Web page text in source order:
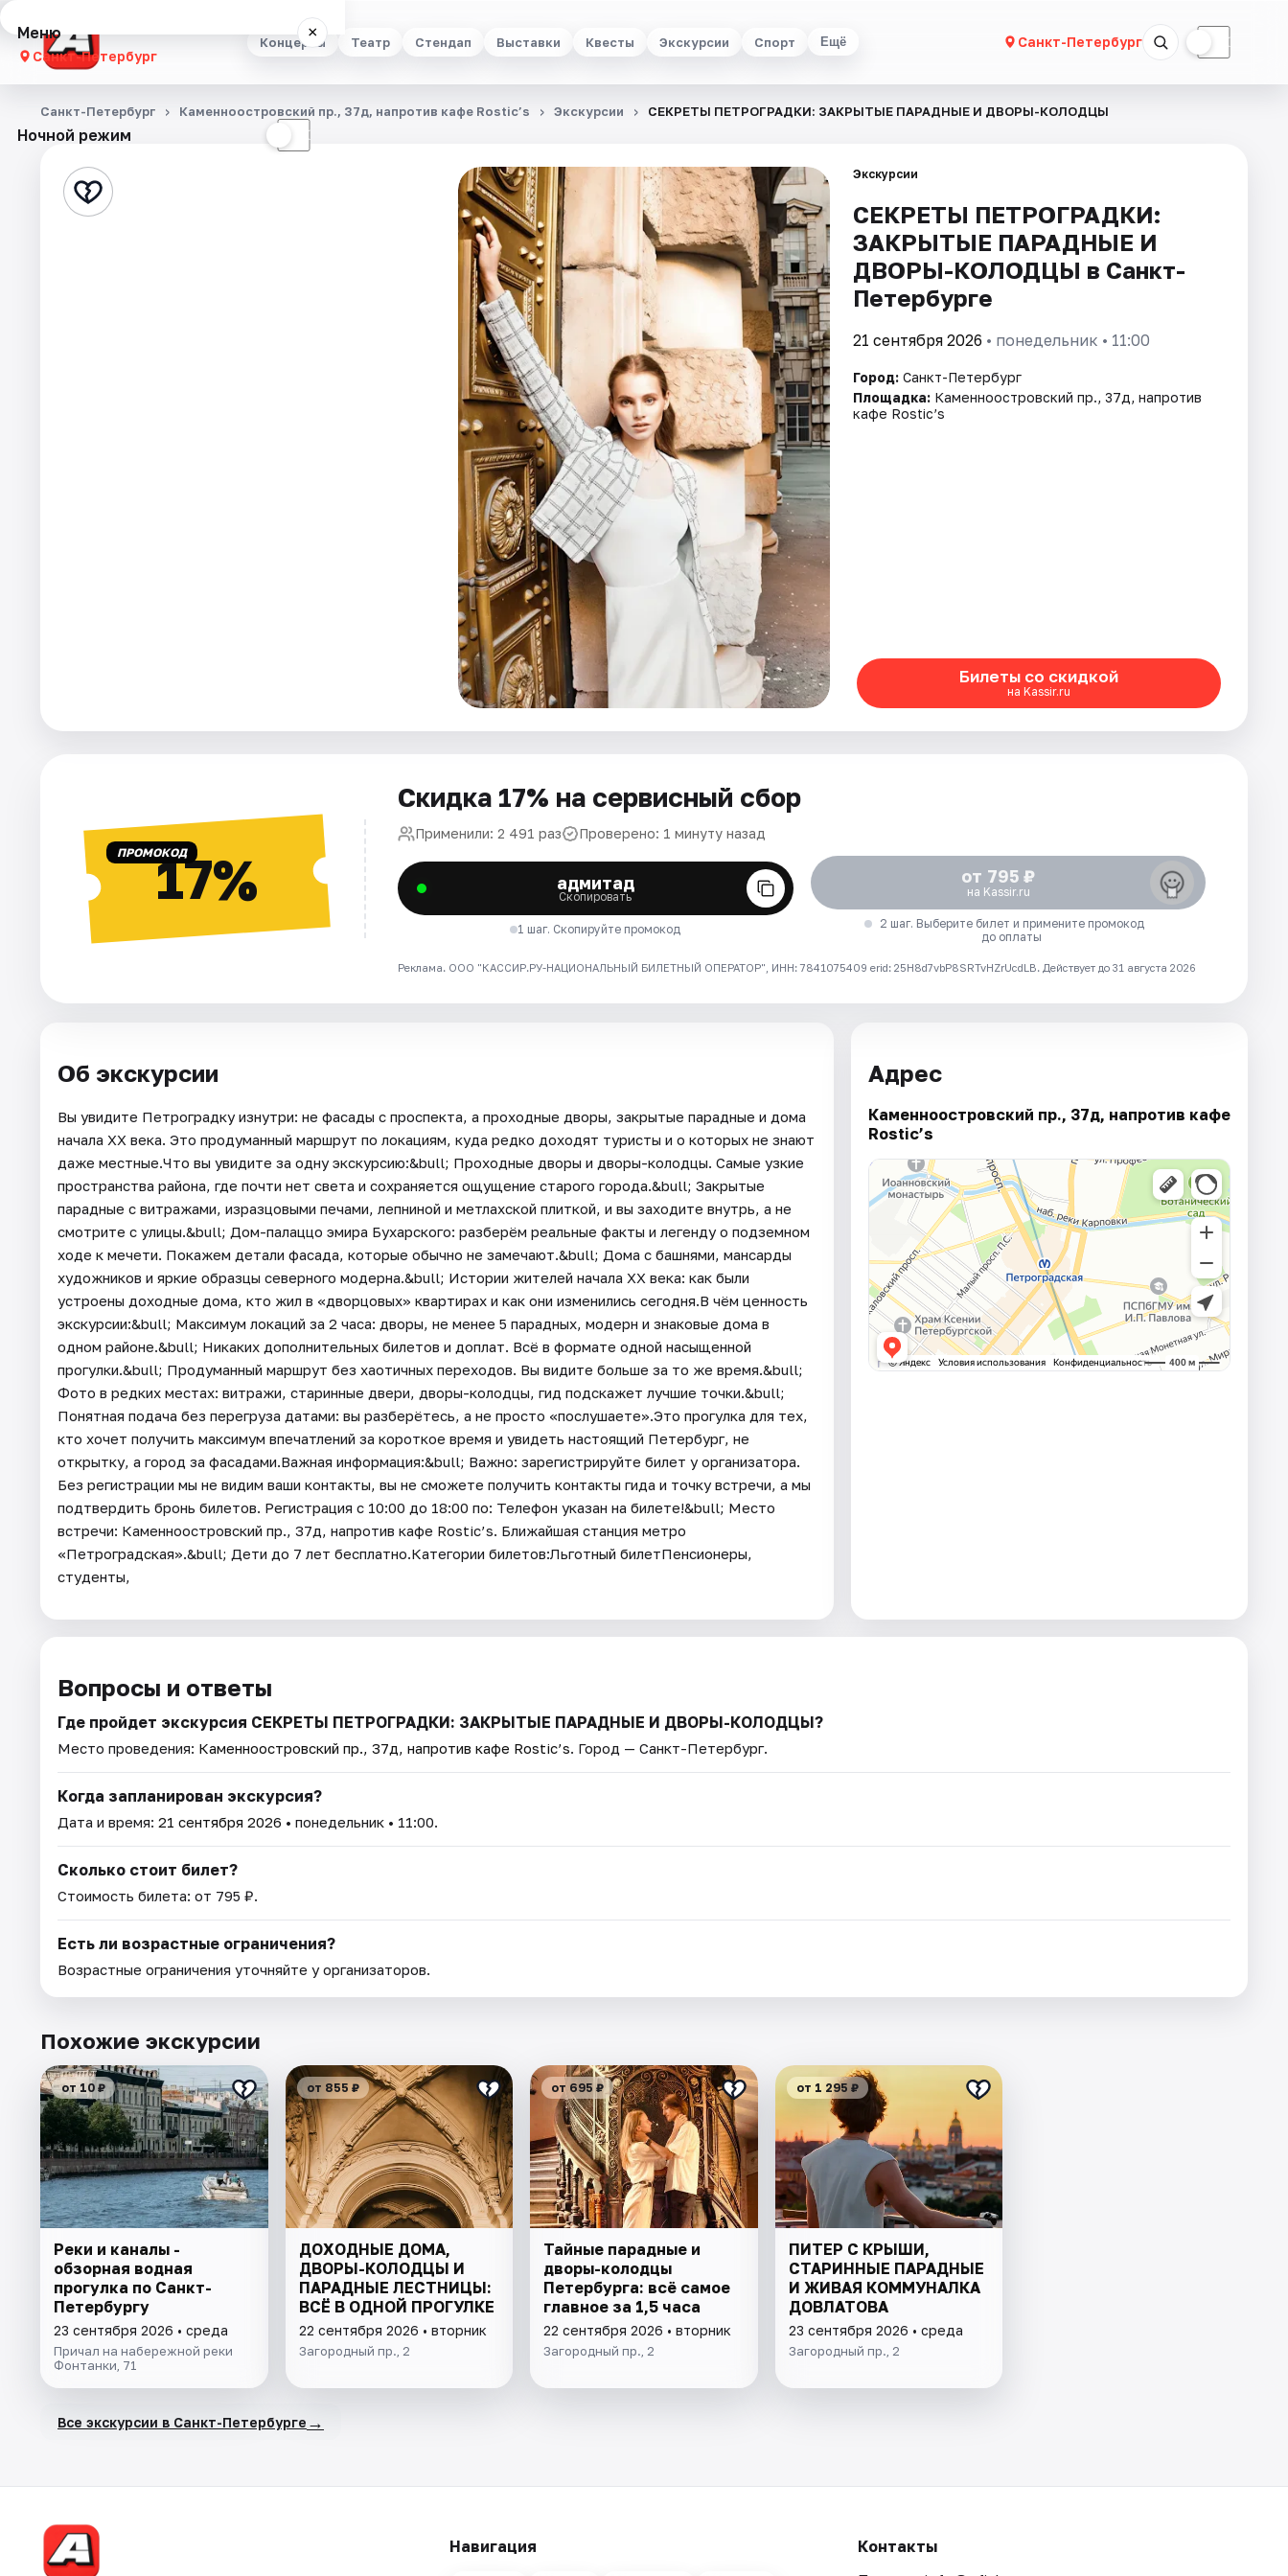
Концерты Театр Стендап Выставки Квесты Экскурсии Спорт Ещё Санкт-Петербург ☾
Меню ×
Санкт-Петербург
Концерты
Стендап
Ночной режим ☾
Санкт-Петербург Каменноостровский пр., 37д, напротив кафе Rostic’s Экскурсии СЕКРЕТЫ ПЕТРОГРАДКИ: ЗАКРЫТЫЕ ПАРАДНЫЕ И ДВОРЫ-КОЛОДЦЫ
Экскурсии
СЕКРЕТЫ ПЕТРОГРАДКИ:
ЗАКРЫТЫЕ ПАРАДНЫЕ И
ДВОРЫ-КОЛОДЦЫ в Санкт-
Петербурге
21 сентября 2026 • понедельник • 11:00
Город: Санкт-Петербург
Площадка: Каменноостровский пр., 37д, напротив
кафе Rostic’s
Билеты со скидкой
на Kassir.ru
ПРОМОКОД17%
Скидка 17% на сервисный сбор
Применили: 2 491 раз Проверено: 1 минуту назад
адмитад
Скопировать
1 шаг. Скопируйте промокод
от 795 ₽
на Kassir.ru
2 шаг. Выберите билет и примените промокод
до оплаты
Реклама. ООО "КАССИР.РУ-НАЦИОНАЛЬНЫЙ БИЛЕТНЫЙ ОПЕРАТОР", ИНН: 7841075409 erid: 25H8d7vbP8SRTvHZrUcdLB. Действует до 31 августа 2026
Об экскурсии
Вы увидите Петроградку изнутри: не фасады с проспекта, а проходные дворы, закрытые парадные и дома
начала XX века. Это продуманный маршрут по локациям, куда редко доходят туристы и о которых не знают
даже местные.Что вы увидите за одну экскурсию:&bull; Проходные дворы и дворы-колодцы. Самые узкие
пространства района, где почти нет света и сохраняется ощущение старого города.&bull; Закрытые
парадные с витражами, изразцовыми печами, лепниной и метлахской плиткой, и вы заходите внутрь, а не
смотрите с улицы.&bull; Дом-палаццо эмира Бухарского: разберём реальные факты и легенду о подземном
ходе к мечети. Покажем детали фасада, которые обычно не замечают.&bull; Дома с башнями, мансарды
художников и яркие образцы северного модерна.&bull; Истории жителей начала XX века: как были
устроены доходные дома, кто жил в «дворцовых» квартирах и как они изменились сегодня.В чём ценность
экскурсии:&bull; Максимум локаций за 2 часа: дворы, не менее 5 парадных, модерн и знаковые дома в
одном районе.&bull; Никаких дополнительных билетов и доплат. Всё в формате одной насыщенной
прогулки.&bull; Продуманный маршрут без хаотичных переходов. Вы видите больше за то же время.&bull;
Фото в редких местах: витражи, старинные двери, дворы-колодцы, гид подскажет лучшие точки.&bull;
Понятная подача без перегруза датами: вы разберётесь, а не просто «послушаете».Это прогулка для тех,
кто хочет получить максимум впечатлений за короткое время и увидеть настоящий Петербург, не
открытку, а город за фасадами.Важная информация:&bull; Важно: зарегистрируйте билет у организатора.
Без регистрации мы не видим ваши контакты, вы не сможете получить контакты гида и точку встречи, а мы
подтвердить бронь билетов. Регистрация с 10:00 до 18:00 по: Телефон указан на билете!&bull; Место
встречи: Каменноостровский пр., 37д, напротив кафе Rostic’s. Ближайшая станция метро
«Петроградская».&bull; Дети до 7 лет бесплатно.Категории билетов:Льготный билетПенсионеры,
студенты,
Адрес
Каменноостровский пр., 37д, напротив кафе
Rostic’s
Вопросы и ответы
Где пройдет экскурсия СЕКРЕТЫ ПЕТРОГРАДКИ: ЗАКРЫТЫЕ ПАРАДНЫЕ И ДВОРЫ-КОЛОДЦЫ?
Место проведения: Каменноостровский пр., 37д, напротив кафе Rostic’s. Город — Санкт-Петербург.
Когда запланирован экскурсия?
Дата и время: 21 сентября 2026 • понедельник • 11:00.
Сколько стоит билет?
Стоимость билета: от 795 ₽.
Есть ли возрастные ограничения?
Возрастные ограничения уточняйте у организаторов.
Похожие экскурсии
от 10 ₽
Реки и каналы -
обзорная водная
прогулка по Санкт-
Петербургу
23 сентября 2026 • среда
Причал на набережной реки
Фонтанки, 71
от 855 ₽
ДОХОДНЫЕ ДОМА,
ДВОРЫ-КОЛОДЦЫ И
ПАРАДНЫЕ ЛЕСТНИЦЫ:
ВСЁ В ОДНОЙ ПРОГУЛКЕ
22 сентября 2026 • вторник
Загородный пр., 2
от 695 ₽
Тайные парадные и
дворы-колодцы
Петербурга: всё самое
главное за 1,5 часа
22 сентября 2026 • вторник
Загородный пр., 2
от 1 295 ₽
ПИТЕР С КРЫШИ,
СТАРИННЫЕ ПАРАДНЫЕ
И ЖИВАЯ КОММУНАЛКА
ДОВЛАТОВА
23 сентября 2026 • среда
Загородный пр., 2
Все экскурсии в Санкт-Петербурге →
Навигация
Контакты